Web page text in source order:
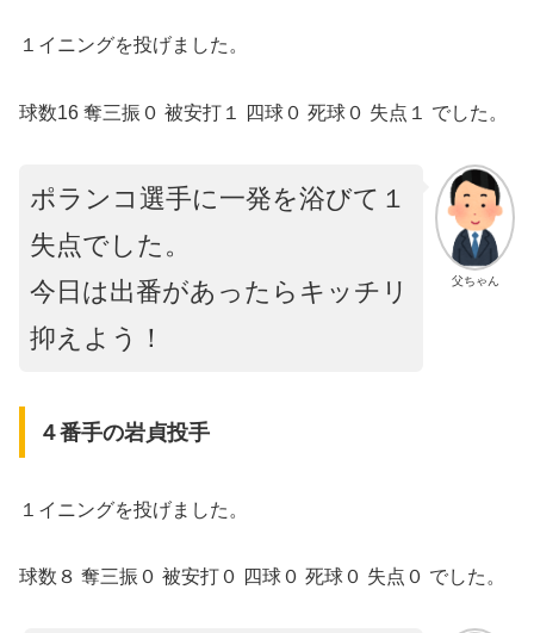
１イニングを投げました。
球数16 奪三振０ 被安打１ 四球０ 死球０ 失点１ でした。
父ちゃん
ポランコ選手に一発を浴びて１
失点でした。
今日は出番があったらキッチリ
抑えよう！
４番手の岩貞投手
１イニングを投げました。
球数８ 奪三振０ 被安打０ 四球０ 死球０ 失点０ でした。